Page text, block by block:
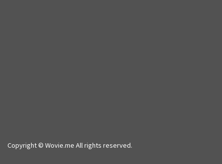
Copyright © Wovie.me All rights reserved.